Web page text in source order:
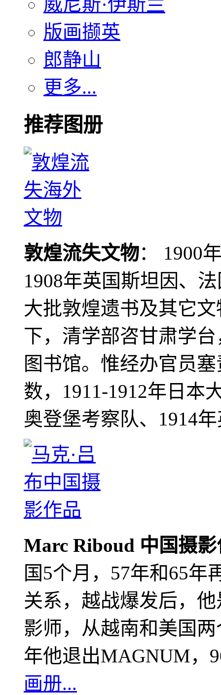
版画撷英
郎静山
更多...
推荐图册
敦煌流失文物： 1900
1908年英国斯坦因、
大批敦煌遗书及其它
下，清学部咨甘肃学
图书馆。惟经办官员
数，1911-1912年日本
奥登堡考察队、1914
Marc Riboud 中国摄
国5个月，57年和65年
关系，越战爆发后，
影师，从越南和美国
年他退出MAGNUM，
画册...